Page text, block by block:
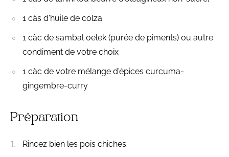
1 càs d'huile de colza
1 càc de sambal oelek (purée de piments) ou autre
condiment de votre choix
1 càc de votre mélange d'épices curcuma-
gingembre-curry
Préparation
Rincez bien les pois chiches